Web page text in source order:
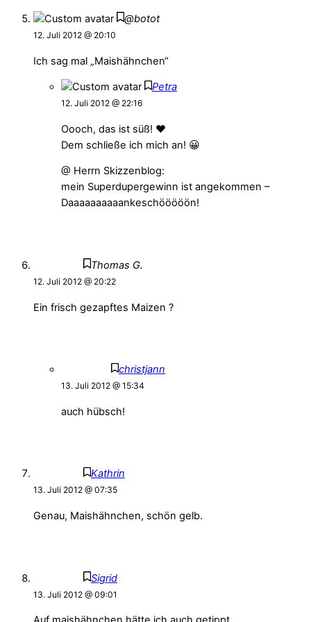
@botot
12. Juli 2012 @ 20:10
Ich sag mal „Maishähnchen“
Petra
12. Juli 2012 @ 22:16
Oooch, das ist süß! ♥
Dem schließe ich mich an! 😀
@ Herrn Skizzenblog:
mein Superdupergewinn ist angekommen –
Daaaaaaaaaankeschööööön!
Thomas G.
12. Juli 2012 @ 20:22
Ein frisch gezapftes Maizen ?
christjann
13. Juli 2012 @ 15:34
auch hübsch!
Kathrin
13. Juli 2012 @ 07:35
Genau, Maishähnchen, schön gelb.
Sigrid
13. Juli 2012 @ 09:01